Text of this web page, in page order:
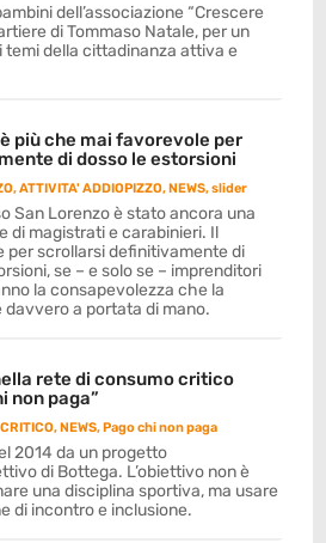
dell’associazione “Crescere
di Tommaso Natale, per un
della cittadinanza attiva e
più che mai favorevole per
di dosso le estorsioni
,ATTIVITA' ADDIOPIZZO,NEWS,slider
San Lorenzo è stato ancora una
di magistrati e carabinieri. Il
per scrollarsi definitivamente di
se – e solo se – imprenditori
la consapevolezza che la
davvero a portata di mano.
rete di consumo critico
non paga”
,NEWS,Pago chi non paga
2014 da un progetto
di Bottega. L’obiettivo non è
una disciplina sportiva, ma usare
di incontro e inclusione.